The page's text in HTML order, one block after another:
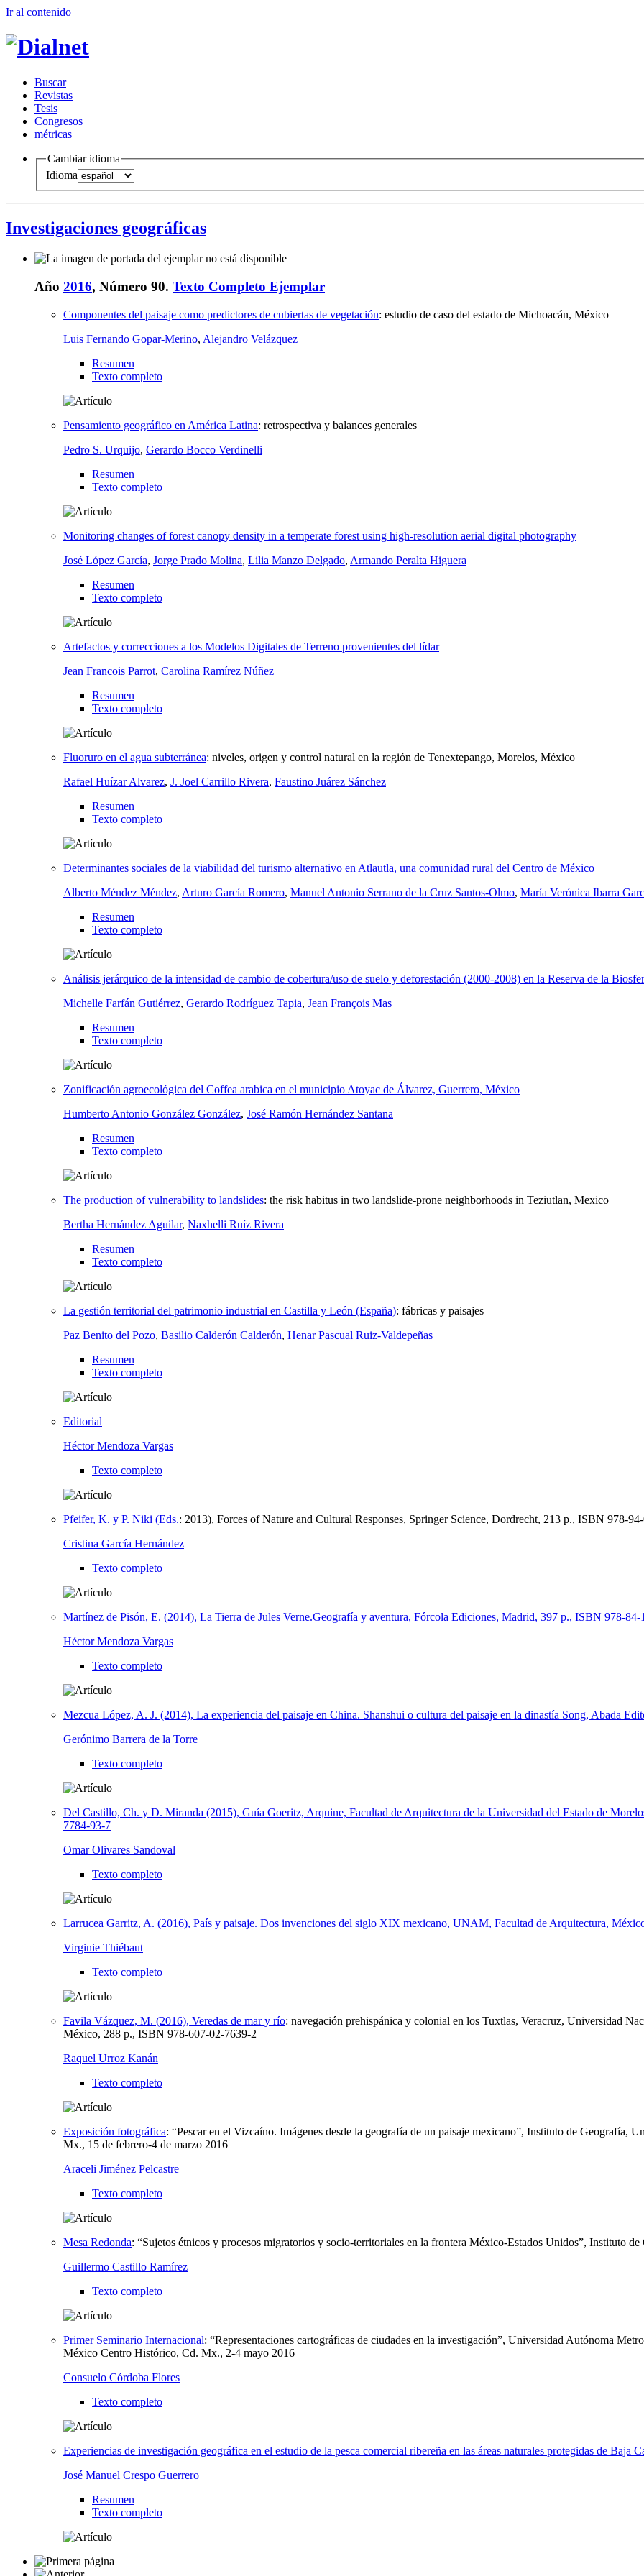
Ir al contenido
Buscar
Revistas
Tesis
Congresos
métricas
Cambiar idioma
Idioma
Investigaciones geográficas
Año 2016, Número 90. Texto Completo Ejemplar
Componentes del paisaje como predictores de cubiertas de vegetación: estudio de caso del estado de Michoacán, México
Luis Fernando Gopar-Merino, Alejandro Velázquez
Resumen
Texto completo
Pensamiento geográfico en América Latina: retrospectiva y balances generales
Pedro S. Urquijo, Gerardo Bocco Verdinelli
Resumen
Texto completo
Monitoring changes of forest canopy density in a temperate forest using high-resolution aerial digital photography
José López García, Jorge Prado Molina, Lilia Manzo Delgado, Armando Peralta Higuera
Resumen
Texto completo
Artefactos y correcciones a los Modelos Digitales de Terreno provenientes del lídar
Jean Francois Parrot, Carolina Ramírez Núñez
Resumen
Texto completo
Fluoruro en el agua subterránea: niveles, origen y control natural en la región de Tenextepango, Morelos, México
Rafael Huízar Alvarez, J. Joel Carrillo Rivera, Faustino Juárez Sánchez
Resumen
Texto completo
Determinantes sociales de la viabilidad del turismo alternativo en Atlautla, una comunidad rural del Centro de México
Alberto Méndez Méndez, Arturo García Romero, Manuel Antonio Serrano de la Cruz Santos-Olmo, María Verónica Ibarra
Resumen
Texto completo
Análisis jerárquico de la intensidad de cambio de cobertura/uso de suelo y deforestación (2000-2008) en la Reserva de la
Michelle Farfán Gutiérrez, Gerardo Rodríguez Tapia, Jean François Mas
Resumen
Texto completo
Zonificación agroecológica del Coffea arabica en el municipio Atoyac de Álvarez, Guerrero, México
Humberto Antonio González González, José Ramón Hernández Santana
Resumen
Texto completo
The production of vulnerability to landslides: the risk habitus in two landslide-prone neighborhoods in Teziutlan, Mexico
Bertha Hernández Aguilar, Naxhelli Ruíz Rivera
Resumen
Texto completo
La gestión territorial del patrimonio industrial en Castilla y León (España): fábricas y paisajes
Paz Benito del Pozo, Basilio Calderón Calderón, Henar Pascual Ruiz-Valdepeñas
Resumen
Texto completo
Editorial
Héctor Mendoza Vargas
Texto completo
Pfeifer, K. y P. Niki (Eds.: 2013), Forces of Nature and Cultural Responses, Springer Science, Dordrecht, 213 p., ISBN 978-
Cristina García Hernández
Texto completo
Martínez de Pisón, E. (2014), La Tierra de Jules Verne.Geografía y aventura, Fórcola Ediciones, Madrid, 397 p., ISBN 978-84-
Héctor Mendoza Vargas
Texto completo
Mezcua López, A. J. (2014), La experiencia del paisaje en China. Shanshui o cultura del paisaje en la dinastía Song, Abada
Gerónimo Barrera de la Torre
Texto completo
Del Castillo, Ch. y D. Miranda (2015), Guía Goeritz, Arquine, Facultad de Arquitectura de la Universidad del Estado de
7784-93-7
Omar Olivares Sandoval
Texto completo
Larrucea Garritz, A. (2016), País y paisaje. Dos invenciones del siglo XIX mexicano, UNAM, Facultad de Arquitectura,
Virginie Thiébaut
Texto completo
Favila Vázquez, M. (2016), Veredas de mar y río: navegación prehispánica y colonial en los Tuxtlas, Veracruz, Universidad
México, 288 p., ISBN 978-607-02-7639-2
Raquel Urroz Kanán
Texto completo
Exposición fotográfica: “Pescar en el Vizcaíno. Imágenes desde la geografía de un paisaje mexicano”, Instituto de
Mx., 15 de febrero-4 de marzo 2016
Araceli Jiménez Pelcastre
Texto completo
Mesa Redonda: “Sujetos étnicos y procesos migratorios y socio-territoriales en la frontera México-Estados Unidos”, Instituto
Guillermo Castillo Ramírez
Texto completo
Primer Seminario Internacional: “Representaciones cartográficas de ciudades en la investigación”, Universidad Autónoma
México Centro Histórico, Cd. Mx., 2-4 mayo 2016
Consuelo Córdoba Flores
Texto completo
Experiencias de investigación geográfica en el estudio de la pesca comercial ribereña en las áreas naturales protegidas de Baja
José Manuel Crespo Guerrero
Resumen
Texto completo